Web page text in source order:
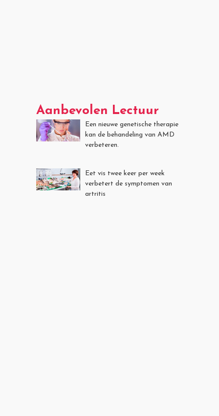
Aanbevolen Lectuur
Een nieuwe genetische therapie
kan de behandeling van AMD
verbeteren.
Eet vis twee keer per week
verbetert de symptomen van
artritis